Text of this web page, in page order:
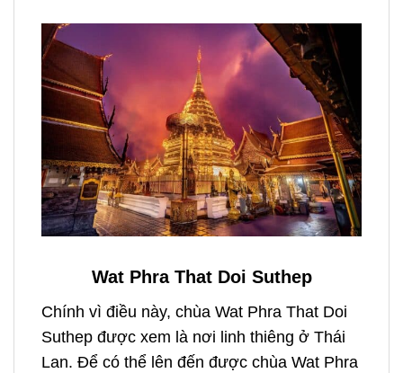
Wat Phra That Doi Suthep
Chính vì điều này, chùa Wat Phra That Doi
Suthep được xem là nơi linh thiêng ở Thái
Lan. Để có thể lên đến được chùa Wat Phra